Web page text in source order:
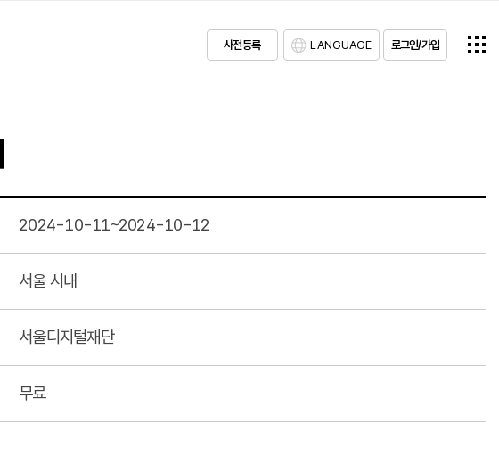
사전등록 LANGUAGE 로그인/가입
2024-10-11~2024-10-12
서울 시내
서울디지털재단
무료